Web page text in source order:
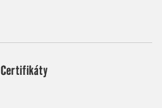
Certifikáty